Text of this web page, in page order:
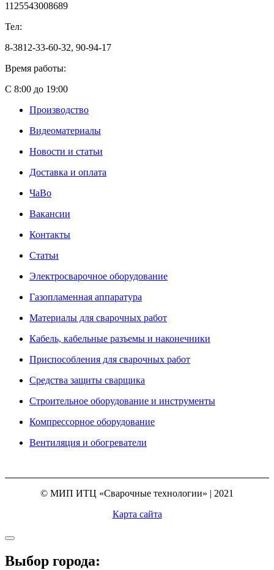
1125543008689
Тел:
8-3812-33-60-32, 90-94-17
Время работы:
С 8:00 до 19:00
Производство
Видеоматериалы
Новости и статьи
Доставка и оплата
ЧаВо
Вакансии
Контакты
Статьи
Электросварочное оборудование
Газопламенная аппаратура
Материалы для сварочных работ
Кабель, кабельные разъемы и наконечники
Приспособления для сварочных работ
Средства защиты сварщика
Строительное оборудование и инструменты
Компрессорное оборудование
Вентиляция и обогреватели
© МИП ИТЦ «Сварочные технологии» | 2021
Карта сайта
Выбор города: